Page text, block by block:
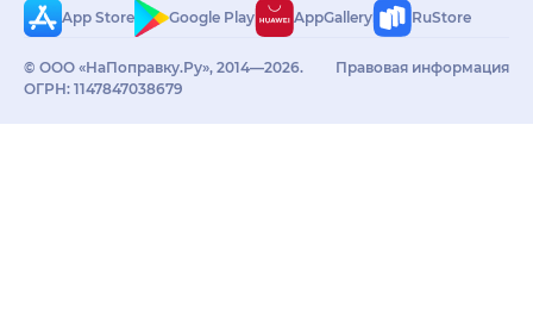
App Store
Google Play AppGallery RuStore
© ООО «НаПоправку.Ру», 2014—2026.
ОГРН: 1147847038679
Правовая информация